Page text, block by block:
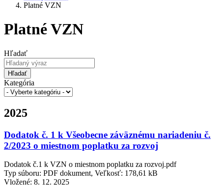
Platné VZN
Platné VZN
Hľadať
Hľadať
Kategória
2025
Dodatok č. 1 k Všeobecne záväznému nariadeniu č.
2/2023 o miestnom poplatku za rozvoj
Dodatok č.1 k VZN o miestnom poplatku za rozvoj.pdf
Typ súboru: PDF dokument, Veľkosť: 178,61 kB
Vložené: 8. 12. 2025